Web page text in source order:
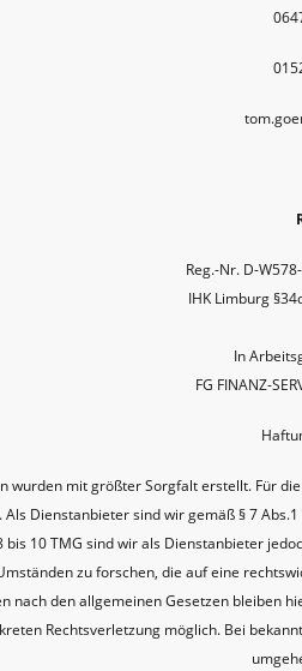
Reg.-Nr. D-
IHK Limburg
In
FG FINANZ-
wurden mit größter Sorgfalt erstellt. Für
Dienstanbieter sind wir gemäß § 7
bis 10 TMG sind wir als Dienstanbieter
zu forschen, die auf eine
nach den allgemeinen Gesetzen bleiben
Rechtsverletzung möglich. Bei